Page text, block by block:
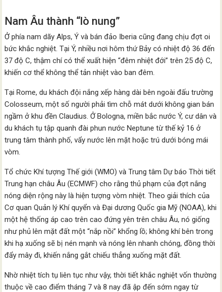
Nam Âu thành “lò nung”
Ở phía nam dãy Alps, Ý và bán đảo Iberia cũng đang chịu đợt oi
bức khắc nghiệt. Tại Ý, nhiều nơi hôm thứ Bảy có nhiệt độ 36 đến
37 độ C, thậm chí có thể xuất hiện “đêm nhiệt đới” trên 25 độ C,
khiến cơ thể không thể tản nhiệt vào ban đêm.
Tại Rome, du khách đội nắng xếp hàng dài bên ngoài đấu trường
Colosseum, một số người phải tìm chỗ mát dưới không gian bán
ngầm ở khu đền Claudius. Ở Bologna, miền bắc nước Ý, cư dân và
du khách tụ tập quanh đài phun nước Neptune từ thế kỷ 16 ở
trung tâm thành phố, vẩy nước lên mặt hoặc trú dưới bóng mái
vòm.
Tổ chức Khí tượng Thế giới (WMO) và Trung tâm Dự báo Thời tiết
Trung hạn châu Âu (ECMWF) cho rằng thủ phạm của đợt nắng
nóng diện rộng này là hiện tượng vòm nhiệt. Theo giải thích của
Cơ quan Quản lý Khí quyển và Đại dương Quốc gia Mỹ (NOAA), khi
một hệ thống áp cao trên cao đứng yên trên châu Âu, nó giống
như phủ lên mặt đất một “nắp nồi” khổng lồ; không khí bên trong
khi hạ xuống sẽ bị nén mạnh và nóng lên nhanh chóng, đồng thời
đẩy mây đi, khiến nắng gắt chiếu thẳng xuống mặt đất.
Nhờ nhiệt tích tụ liên tục như vậy, thời tiết khắc nghiệt vốn thường
thuộc về cao điểm tháng 7 và 8 nay đã ập đến sớm ngay từ